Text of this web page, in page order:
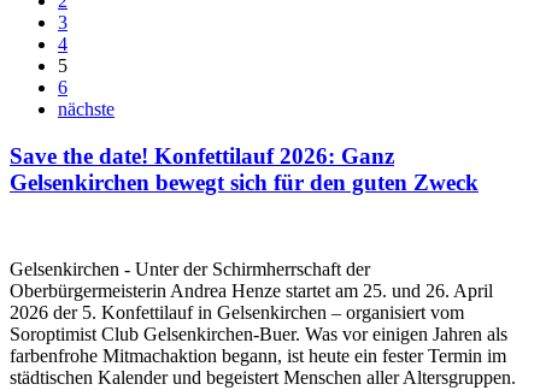
3
4
5
6
nächste
Save the date! Konfettilauf 2026: Ganz
Gelsenkirchen bewegt sich für den guten Zweck
Gelsenkirchen - Unter der Schirmherrschaft der
Oberbürgermeisterin Andrea Henze startet am 25. und 26. April
2026 der 5. Konfettilauf in Gelsenkirchen – organisiert vom
Soroptimist Club Gelsenkirchen‑Buer. Was vor einigen Jahren als
farbenfrohe Mitmachaktion begann, ist heute ein fester Termin im
städtischen Kalender und begeistert Menschen aller Altersgruppen.